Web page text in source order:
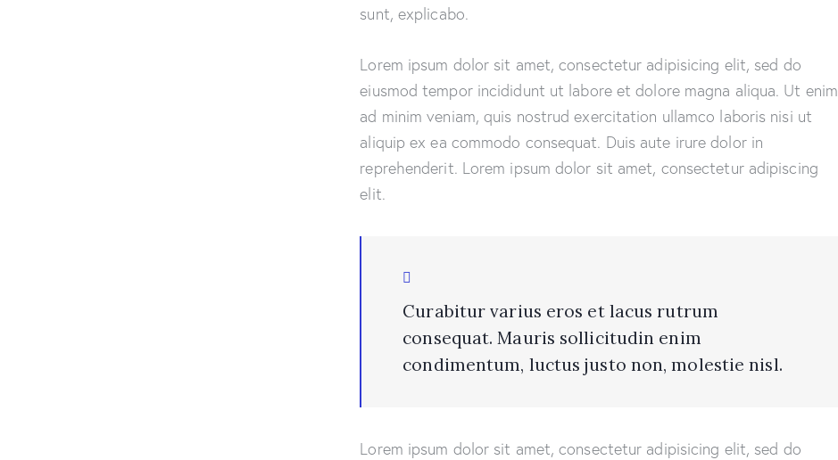
sunt, explicabo.
Lorem ipsum dolor sit amet, consectetur adipisicing elit, sed do
eiusmod tempor incididunt ut labore et dolore magna aliqua. Ut enim
ad minim veniam, quis nostrud exercitation ullamco laboris nisi ut
aliquip ex ea commodo consequat. Duis aute irure dolor in
reprehenderit. Lorem ipsum dolor sit amet, consectetur adipiscing
elit.
Curabitur varius eros et lacus rutrum
consequat. Mauris sollicitudin enim
condimentum, luctus justo non, molestie nisl.
Lorem ipsum dolor sit amet, consectetur adipisicing elit, sed do